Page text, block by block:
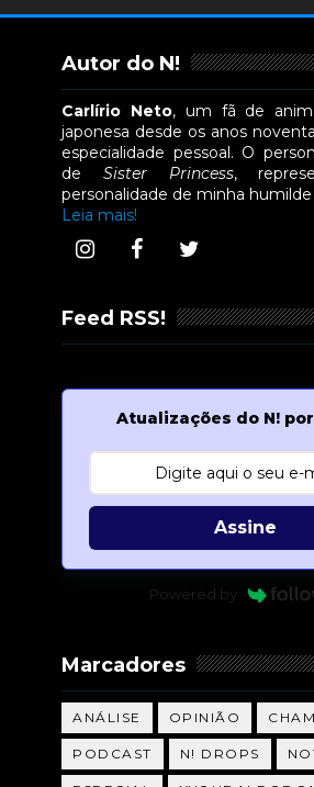
Autor do N!
Carlírio Neto, um fã de
japonesa desde os anos
especialidade pessoal. O
deSister Princess,
personalidade de minha humilde
Leia mais!
Feed RSS!
Atualizações do N!
Assine
Powered by
Marcadores
ANÁLISE OPINIÃO
PODCAST N! DROPS